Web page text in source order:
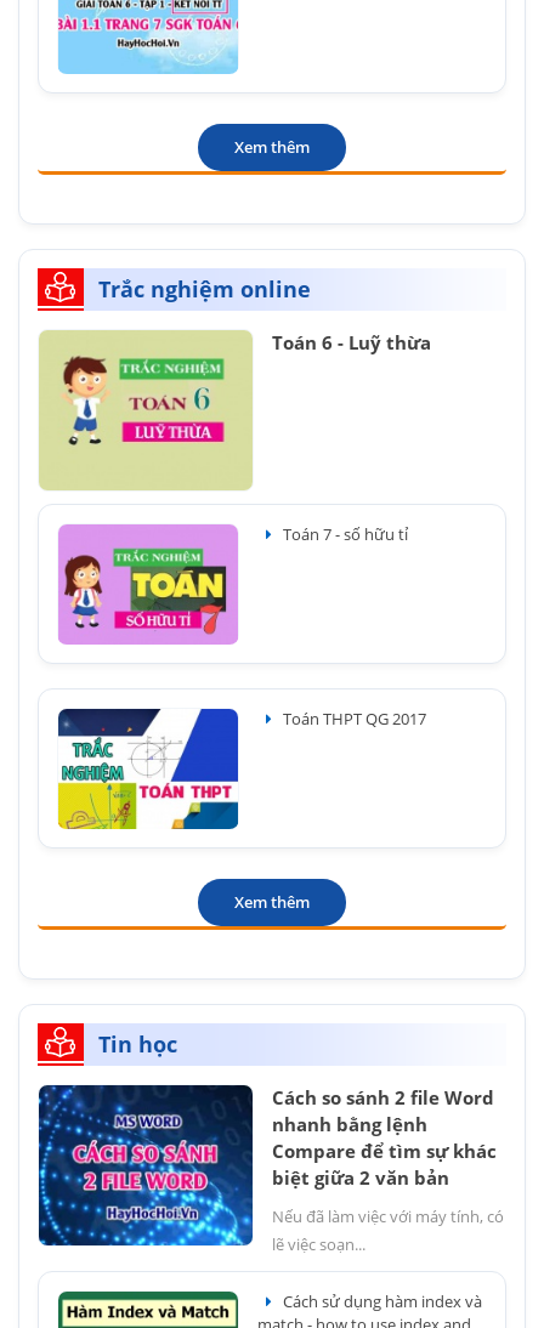
Xem thêm
Trắc nghiệm online
Toán 6 - Luỹ thừa
Toán 7 - số hữu tỉ
Toán THPT QG 2017
Xem thêm
Tin học
Cách so sánh 2 file Word
nhanh bằng lệnh
Compare để tìm sự khác
biệt giữa 2 văn bản
Nếu đã làm việc với máy tính, có
lẽ việc soạn...
Cách sử dụng hàm index và